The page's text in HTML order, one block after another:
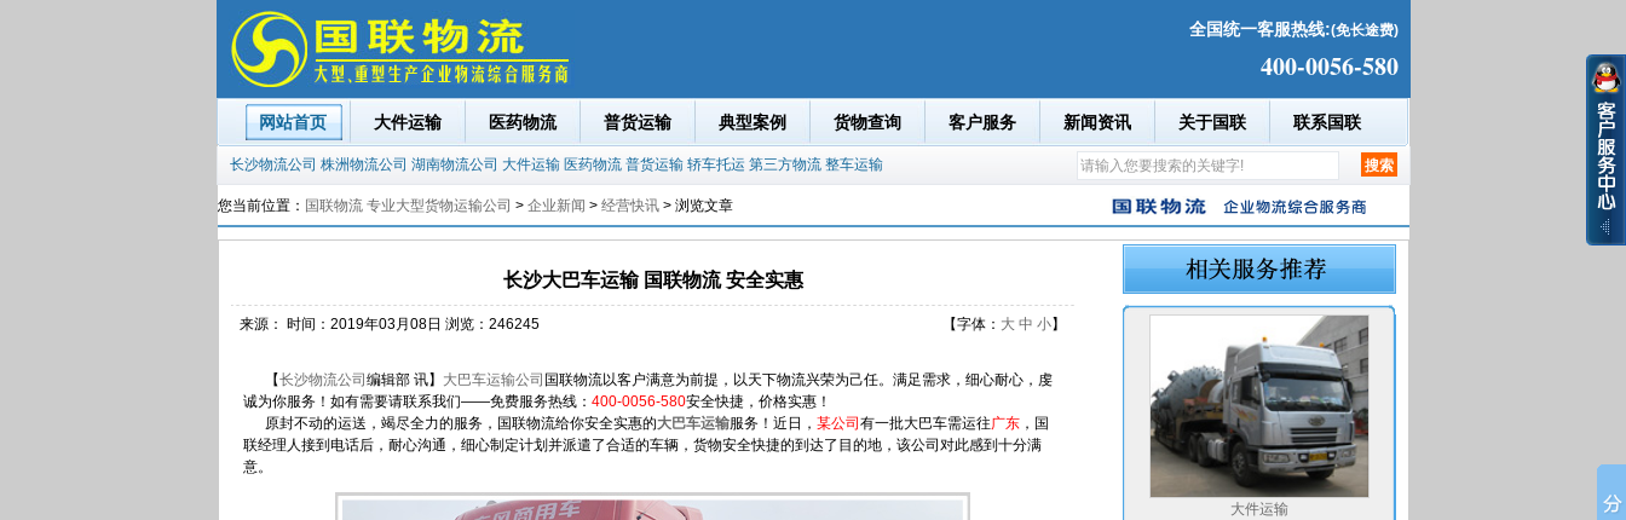
全国统一客服热线:(免长途费)
400-0056-580
网站首页 大件运输 医药物流 普货运输 典型案例 货物查询 客户服务 新闻资讯 关于国联 联系国联
长沙物流公司 株洲物流公司 湖南物流公司 大件运输 医药物流 普货运输 轿车托运 第三方物流 整车运输
您当前位置： 国联物流 专业大型货物运输公司 > 企业新闻 > 经营快讯> 浏览文章
长沙大巴车运输 国联物流 安全实惠
来源： 时间：2019年03月08日 浏览： 246245 【字体： 大 中 小】
【长沙物流公司 编辑部 讯】 大巴车运输公司 国联物流以客户满意为前提，以天下物流兴荣为己任。满足需求，细心耐心，虔
诚为你服务！如有需要请联系我们——免费服务热线： 400-0056-580安全快捷，价格实惠！
原封不动的运送，竭尽全力的服务，国联物流给你安全实惠的大巴车运输服务！近日， 某公司 有一批大巴车需运往广东 ，国
联经理人接到电话后，耐心沟通，细心制定计划并派遣了合适的车辆，货物安全快捷的到达了目的地，该公司对此感到十分满
意。
大件运输